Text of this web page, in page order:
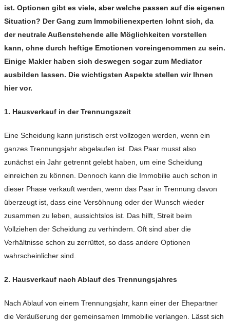
ist. Optionen gibt es viele, aber welche passen auf die eigenen
Situation? Der Gang zum Immobilienexperten lohnt sich, da
der neutrale Außenstehende alle Möglichkeiten vorstellen
kann, ohne durch heftige Emotionen voreingenommen zu sein.
Einige Makler haben sich deswegen sogar zum Mediator
ausbilden lassen. Die wichtigsten Aspekte stellen wir Ihnen
hier vor.
1. Hausverkauf in der Trennungszeit
Eine Scheidung kann juristisch erst vollzogen werden, wenn ein
ganzes Trennungsjahr abgelaufen ist. Das Paar musst also
zunächst ein Jahr getrennt gelebt haben, um eine Scheidung
einreichen zu können. Dennoch kann die Immobilie auch schon in
dieser Phase verkauft werden, wenn das Paar in Trennung davon
überzeugt ist, dass eine Versöhnung oder der Wunsch wieder
zusammen zu leben, aussichtslos ist. Das hilft, Streit beim
Vollziehen der Scheidung zu verhindern. Oft sind aber die
Verhältnisse schon zu zerrüttet, so dass andere Optionen
wahrscheinlicher sind.
2. Hausverkauf nach Ablauf des Trennungsjahres
Nach Ablauf von einem Trennungsjahr, kann einer der Ehepartner
die Veräußerung der gemeinsamen Immobilie verlangen. Lässt sich